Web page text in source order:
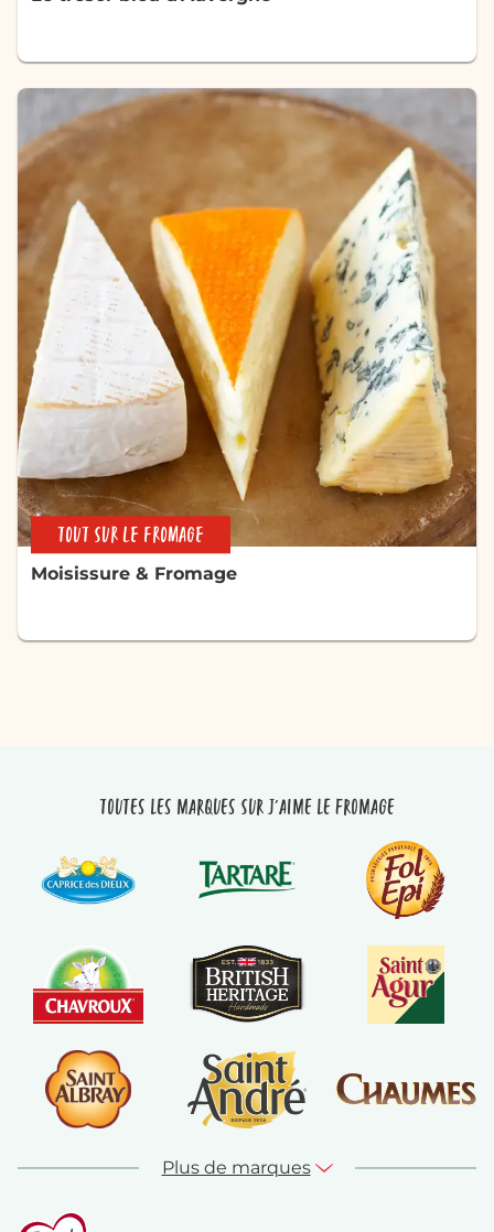
TOUT SUR LE FROMAGE
Moisissure & Fromage
Toutes les marques sur J'aime le fromage
Plus de marques